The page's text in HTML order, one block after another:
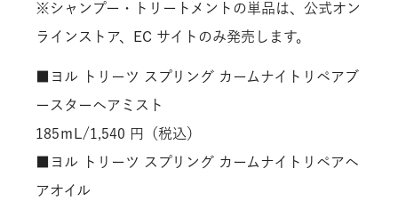
※シャンプー・トリートメントの単品は、公式オン
ラインストア、EC サイトのみ発売します。
■ヨル トリーツ スプリング カームナイトリペアブ
ースターヘアミスト
185ｍL/1,540 円（税込）
■ヨル トリーツ スプリング カームナイトリペアヘ
アオイル